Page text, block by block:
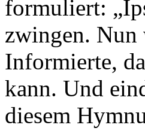
formuliert:
zwingen. Nun
Informierte,
kann. Und
diesem